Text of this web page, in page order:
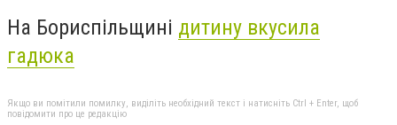
На Бориспільщині дитину вкусила
гадюка
Якщо ви помітили помилку, виділіть необхідний текст і натисніть Ctrl + Enter, щоб
повідомити про це редакцію